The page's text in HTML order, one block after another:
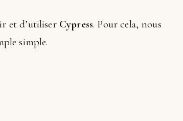
et d’utiliser Cypress. Pour cela, nous
simple.